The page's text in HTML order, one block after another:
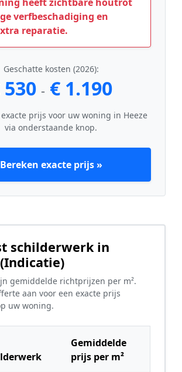
verfbeschadiging en
reparatie.
Geschatte kosten (2026):
530 - € 1.190
prijs voor uw woning in Heeze
via onderstaande knop.
Bereken exacte prijs »
schilderwerk in
gemiddelde richtprijzen per m².
aan voor een exacte prijs
uw woning.
Gemiddelde
prijs per m²